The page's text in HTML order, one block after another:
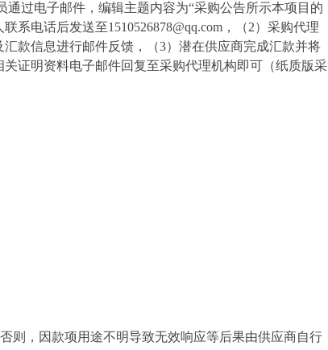
通过电子邮件，编辑主题内容为“采购公告所示本项目的
联系电话后发送至1510526878@qq.com ，（2）采购代理
款信息进行邮件反馈，（3）潜在供应商完成汇款并将
证明资料电子邮件回复至采购代理机构即可 （纸质版采
则，因款项用途不明导致无效响应等后果由供应商自行